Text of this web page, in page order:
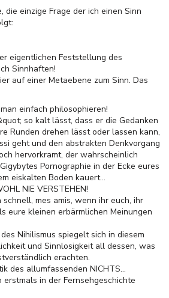
die einzige Frage der ich einen Sinn
eigentlichen Feststellung des
Sinnhaften!
auf einer Metaebene zum Sinn. Das
einfach philosophieren!
so kalt lässt, dass er die Gedanken
Runden drehen lässt oder lassen kann,
geht und den abstrakten Denkvorgang
hervorkramt, der wahrscheinlich
Pornographie in der Ecke eures
eiskalten Boden kauert...
NIE VERSTEHEN!
mes amis, wenn ihr euch, ihr
eure kleinen erbärmlichen Meinungen
Nihilismus spiegelt sich in diesem
und Sinnlosigkeit all dessen, was
erachten.
des allumfassenden NICHTS...
erstmals in der Fernsehgeschichte